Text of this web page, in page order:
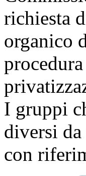
richiesta
organico
I gruppi
diversi
con